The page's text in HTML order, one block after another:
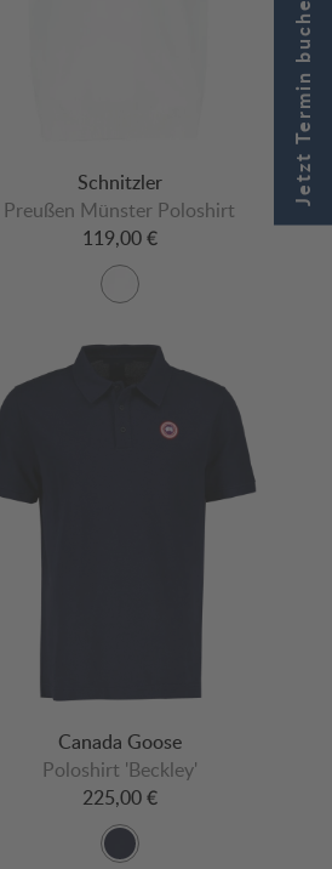
Schnitzler
Preußen Münster Poloshirt
119,00 €
Canada Goose
Poloshirt 'Beckley'
225,00 €
Jetzt Termin buchen